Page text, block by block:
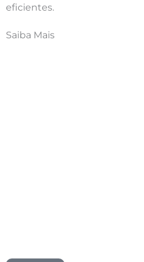
eficientes.
Saiba Mais